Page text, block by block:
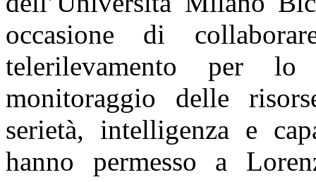
occasione di
telerilevamento per
monitoraggio delle
serietà, intelligenza e
hanno permesso a